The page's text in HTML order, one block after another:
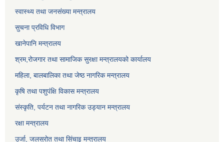
स्वास्थ्य तथा जनसंख्या मन्त्रालय
सुचना प्रविधि विभाग
खानेपानि मन्त्रालय
श्रम,रोजगार तथा सामाजिक सुरक्षा मन्त्रालयको कार्यालय
महिला, बालबालिका तथा जेष्ठ नागरिक मन्त्रालय
कृषि तथा पशुपंक्षि विकास मन्त्रालय
संस्कृति, पर्यटन तथा नागरिक उड्‍यान मन्त्रालय
रक्षा मन्त्रालय
उर्जा, जलस्रोत तथा सिंचाइ मन्त्रालय